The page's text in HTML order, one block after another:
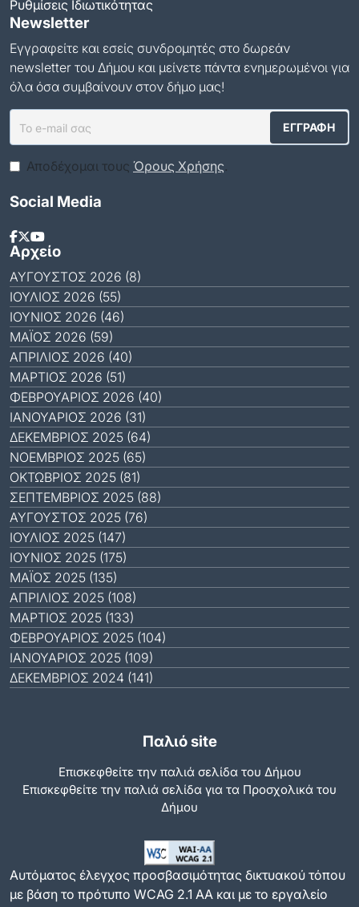
Ρυθμίσεις Ιδιωτικότητας
Newsletter
Εγγραφείτε και εσείς συνδρομητές στο δωρεάν
newsletter του Δήμου και μείνετε πάντα ενημερωμένοι για
όλα όσα συμβαίνουν στον δήμο μας!
Αποδέχομαι τους Όρους Χρήσης.
Social Media
Αρχείο
ΑΎΓΟΥΣΤΟΣ 2026 (8)
ΙΟΎΛΙΟΣ 2026 (55)
ΙΟΎΝΙΟΣ 2026 (46)
ΜΆΙΟΣ 2026 (59)
ΑΠΡΊΛΙΟΣ 2026 (40)
ΜΆΡΤΙΟΣ 2026 (51)
ΦΕΒΡΟΥΆΡΙΟΣ 2026 (40)
ΙΑΝΟΥΆΡΙΟΣ 2026 (31)
ΔΕΚΈΜΒΡΙΟΣ 2025 (64)
ΝΟΈΜΒΡΙΟΣ 2025 (65)
ΟΚΤΏΒΡΙΟΣ 2025 (81)
ΣΕΠΤΈΜΒΡΙΟΣ 2025 (88)
ΑΎΓΟΥΣΤΟΣ 2025 (76)
ΙΟΎΛΙΟΣ 2025 (147)
ΙΟΎΝΙΟΣ 2025 (175)
ΜΆΙΟΣ 2025 (135)
ΑΠΡΊΛΙΟΣ 2025 (108)
ΜΆΡΤΙΟΣ 2025 (133)
ΦΕΒΡΟΥΆΡΙΟΣ 2025 (104)
ΙΑΝΟΥΆΡΙΟΣ 2025 (109)
ΔΕΚΈΜΒΡΙΟΣ 2024 (141)
Παλιό site
Επισκεφθείτε την παλιά σελίδα του Δήμου
Eπισκεφθείτε την παλιά σελίδα για τα Προσχολικά του
Δήμου
Αυτόματος έλεγχος προσβασιμότητας δικτυακού τόπου
με βάση το πρότυπο WCAG 2.1 AA και με το εργαλείο